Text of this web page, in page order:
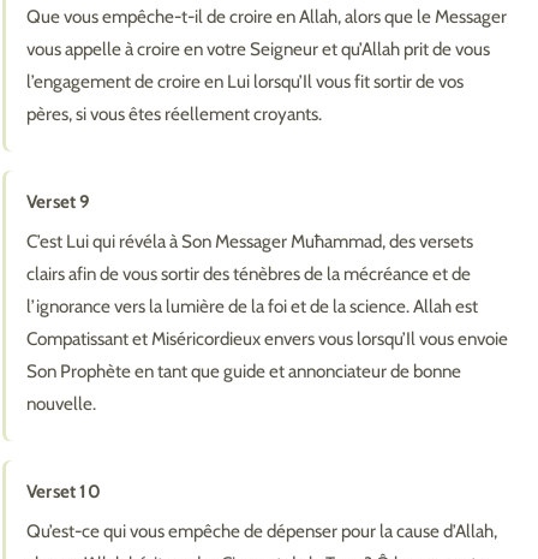
Que vous empêche-t-il de croire en Allah, alors que le Messager
vous appelle à croire en votre Seigneur et qu’Allah prit de vous
l’engagement de croire en Lui lorsqu’Il vous fit sortir de vos
pères, si vous êtes réellement croyants.
Verset 9
C’est Lui qui révéla à Son Messager Muħammad, des versets
clairs afin de vous sortir des ténèbres de la mécréance et de
l’ignorance vers la lumière de la foi et de la science. Allah est
Compatissant et Miséricordieux envers vous lorsqu’Il vous envoie
Son Prophète en tant que guide et annonciateur de bonne
nouvelle.
Verset 10
Qu’est-ce qui vous empêche de dépenser pour la cause d’Allah,